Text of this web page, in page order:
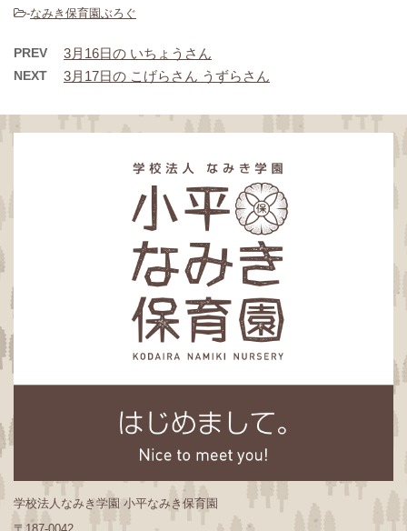
-なみき保育園ぶろぐ
PREV 3月16日の いちょうさん
NEXT 3月17日の こげらさん うずらさん
学校法人なみき学園 小平なみき保育園